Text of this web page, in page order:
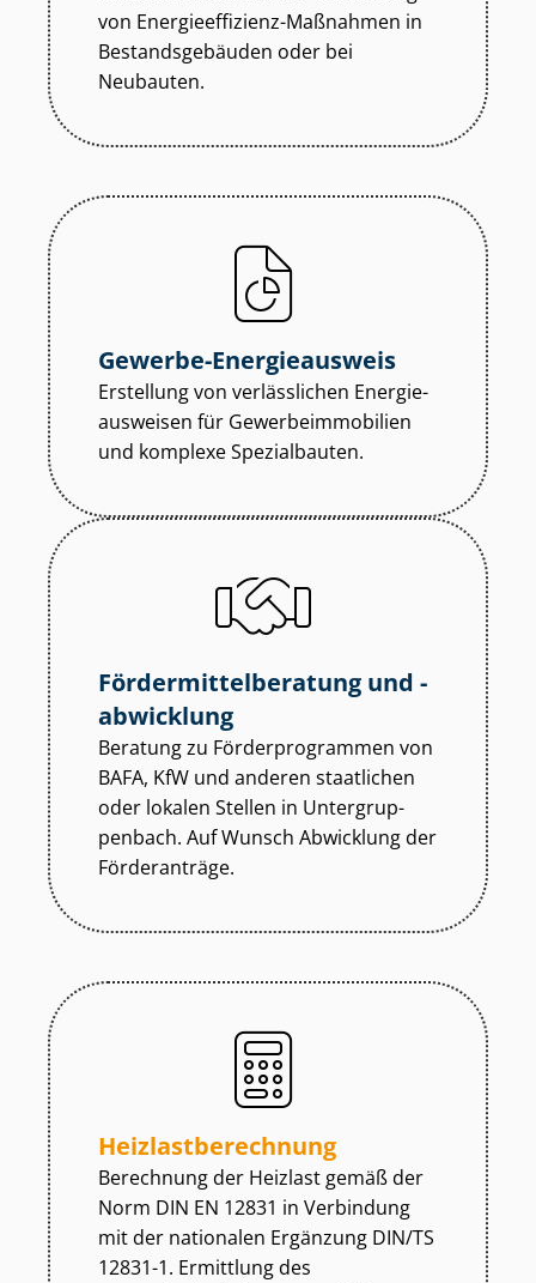
von En­er­gie­ef­fi­zi­enz-Maßnahmen in
Be­stands­ge­bäu­den oder bei
Neubauten.
Gewerbe-Energieausweis
Erstellung von verlässlichen En­er­gie­
aus­wei­sen für Ge­wer­be­im­mo­bi­li­en
und komplexe Spezialbauten.
För­der­mit­tel­be­ra­tung und -
abwicklung
Beratung zu För­der­pro­gram­men von
BAFA, KfW und anderen staatlichen
oder lokalen Stellen in Un­ter­grup­
pen­bach. Auf Wunsch Abwicklung der
Förderanträge.
Heiz­last­be­rech­nung
Berechnung der Heizlast gemäß der
Norm DIN EN 12831 in Verbindung
mit der nationalen Ergänzung DIN/TS
12831-1. Ermittlung des